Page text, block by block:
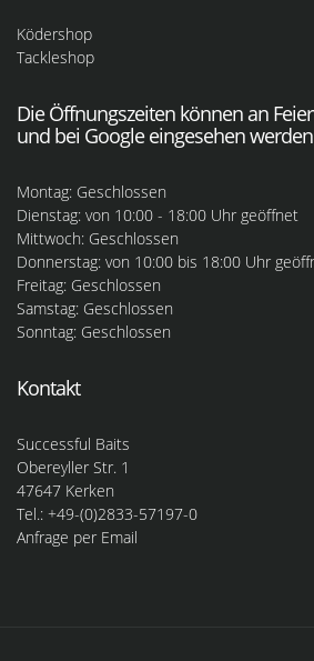
Ködershop
Tackleshop
Die Öffnungszeiten können an
und bei Google eingesehen werden
Montag: Geschlossen
Dienstag: von 10:00 - 18:00 Uhr geöffnet
Mittwoch: Geschlossen
Donnerstag: von 10:00 bis 18:00 Uhr
Freitag: Geschlossen
Samstag: Geschlossen
Sonntag: Geschlossen
Kontakt
Successful Baits
Obereyller Str. 1
47647 Kerken
Tel.: +49-(0)2833-57197-0
Anfrage per Email